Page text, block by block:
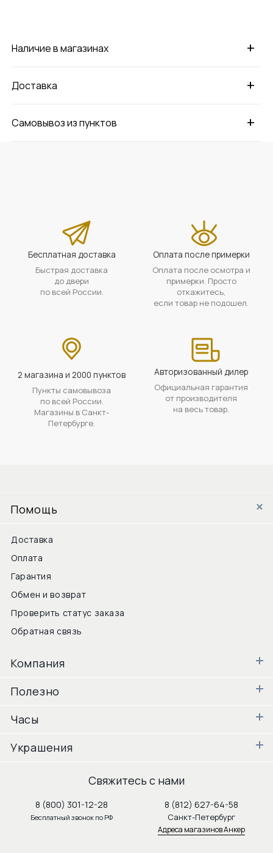
+
Наличие в магазинах
+
Доставка
+
Самовывоз из пунктов
Бесплатная доставка
Быстрая доставка
до двери
по всей России.
Оплата после примерки
Оплата после осмотра и
примерки. Просто
откажитесь,
если товар не подошел.
2 магазина и 2000 пунктов
Пункты самовывоза
по всей России.
Магазины в Санкт-
Петербурге.
Авторизованный дилер
Официальная гарантия
от производителя
на весь товар.
Помощь
Доставка
Оплата
Гарантия
Обмен и возврат
Проверить статус заказа
Обратная связь
Компания
Полезно
Часы
Украшения
Свяжитесь с нами
8 (800) 301-12-28
Бесплатный звонок по РФ
8 (812) 627-64-58
Санкт-Петербург
Адреса магазинов Анкер